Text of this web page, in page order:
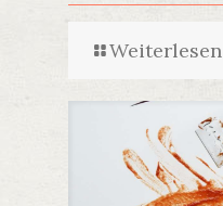
Weiterlesen